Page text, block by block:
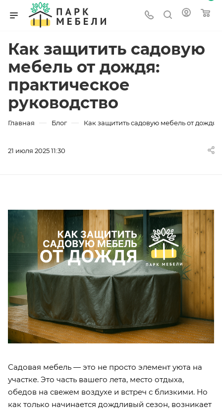
Как защитить садовую
мебель от дождя:
практическое
руководство
Главная — Блог — Как защитить садовую мебель от дождя:
21 июля 2025 11:30
Садовая мебель — это не просто элемент уюта на
участке. Это часть вашего лета, место отдыха,
обедов на свежем воздухе и встреч с близкими. Но
как только начинается дождливый сезон, возникает